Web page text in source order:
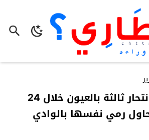
عاجل. محاولة انتحار ثالثة بالعيون خلال 24
رمي نفسها بالوادي